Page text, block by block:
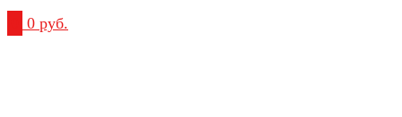
0 руб.